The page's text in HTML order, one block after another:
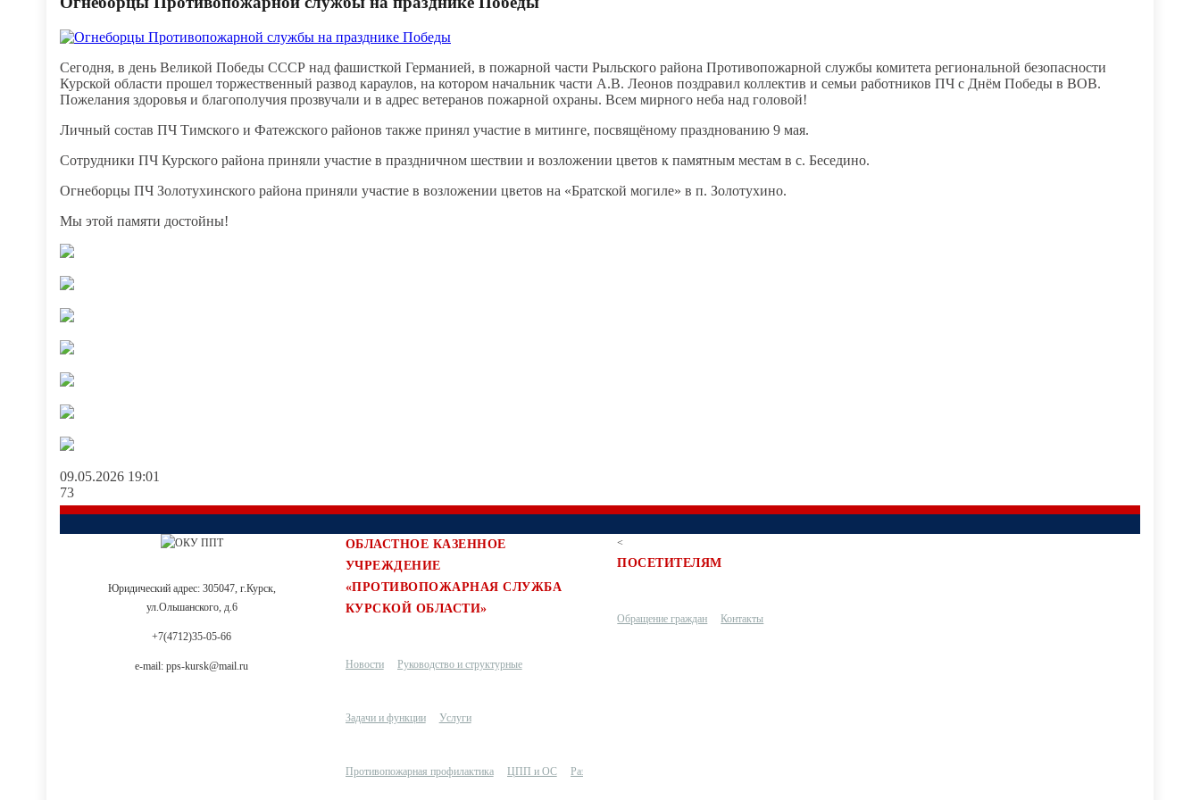
Сегодня, в день Великой Победы СССР над фашисткой Германией, в пожарной части Рыльского района Противопожарной службы комитета региональной безопасности
Курской области прошел торжественный развод караулов, на котором начальник части А.В. Леонов поздравил коллектив и семьи работников ПЧ с Днём Победы в ВОВ.
Пожелания здоровья и благополучия прозвучали и в адрес ветеранов пожарной охраны. Всем мирного неба над головой!
Личный состав ПЧ Тимского и Фатежского районов также принял участие в митинге, посвящёному празднованию 9 мая.
Сотрудники ПЧ Курского района приняли участие в праздничном шествии и возложении цветов к памятным местам в с. Беседино.
Огнеборцы ПЧ Золотухинского района приняли участие в возложении цветов на «Братской могиле» в п. Золотухино.
Мы этой памяти достойны!
09.05.2026 19:01
73
Юридический адрес: 305047, г.Курск,
ул.Ольшанского, д.6
+7(4712)35-05-66
e-mail: pps-kursk@mail.ru
ОБЛАСТНОЕ КАЗЕННОЕ
УЧРЕЖДЕНИЕ
«ПРОТИВОПОЖАРНАЯ СЛУЖБА
КУРСКОЙ ОБЛАСТИ»
Новости Руководство и структурные
подразделения
Задачи и функции Услуги
Противопожарная профилактика ЦПП и ОС Разное
<
ПОСЕТИТЕЛЯМ
Обращение граждан Контакты